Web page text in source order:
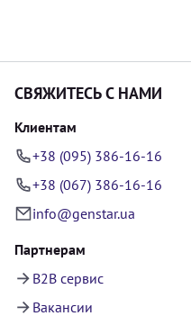
СВЯЖИТЕСЬ С НАМИ
Клиентам
+38 (095) 386-16-16
+38 (067) 386-16-16
info@genstar.ua
Партнерам
B2B сервис
Вакансии